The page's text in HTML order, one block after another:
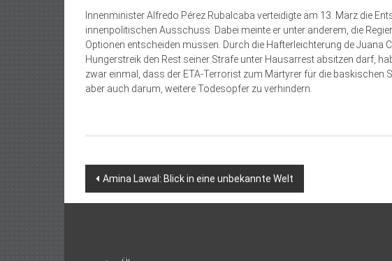
Innenminister Alfredo Pérez Rubalcaba verteidigte am 13. März die
innenpolitischen Ausschuss. Dabei meinte er unter anderem, die
Optionen entscheiden müssen. Durch die Hafterleichterung de Juana
Hungerstreik den Rest seiner Strafe unter Hausarrest absitzen darf,
zwar einmal, dass der ETA-Terrorist zum Märtyrer für die baskischen
aber auch darum, weitere Todesopfer zu verhindern.
Beitragsnavigation
Amina Lawal: Blick in eine unbekannte Welt